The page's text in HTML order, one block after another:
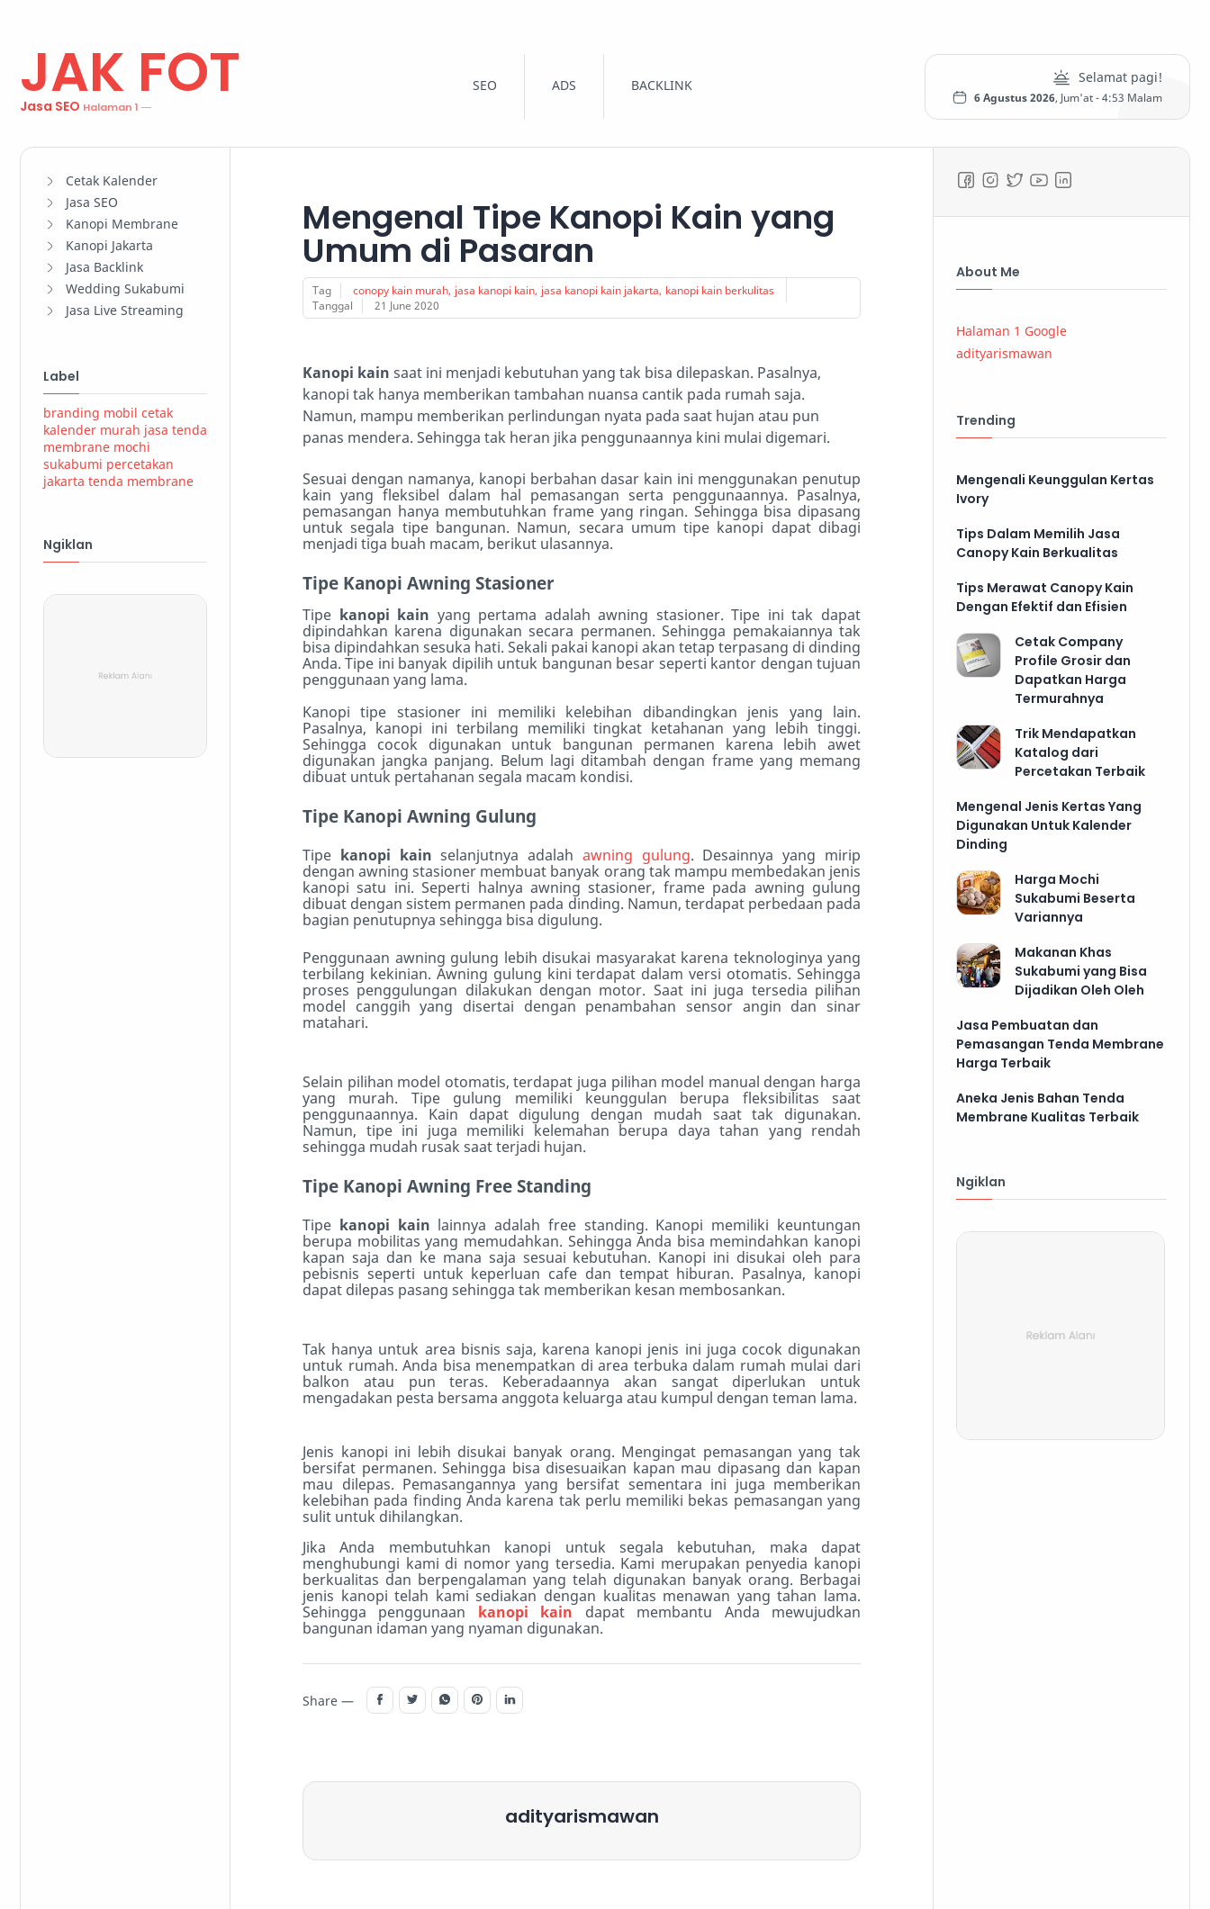
JAK FOT
Jasa SEO
SEO ADS BACKLINK
6 Agustus 2026, Jum'at -4:53 Malam
Cetak Kalender
Jasa SEO
Kanopi Membrane
Kanopi Jakarta
Jasa Backlink
Wedding Sukabumi
Jasa Live Streaming
Label
branding mobil cetak
kalender murah jasa tenda
membrane mochi
sukabumi percetakan
jakarta tenda membrane
Ngiklan
Mengenal Tipe Kanopi Kain yang
Umum di Pasaran
Tag conopy kain murah jasa kanopi kain jasa kanopi kain jakarta kanopi kain berkulitas
Tanggal
21 June 2020
Kanopi kain saat ini menjadi kebutuhan yang tak bisa dilepaskan. Pasalnya,
kanopi tak hanya memberikan tambahan nuansa cantik pada rumah saja.
Namun, mampu memberikan perlindungan nyata pada saat hujan atau pun
panas mendera. Sehingga tak heran jika penggunaannya kini mulai digemari.
Sesuai dengan namanya, kanopi berbahan dasar kain ini menggunakan penutup
kain yang fleksibel dalam hal pemasangan serta penggunaannya. Pasalnya,
pemasangan hanya membutuhkan frame yang ringan. Sehingga bisa dipasang
untuk segala tipe bangunan. Namun, secara umum tipe kanopi dapat dibagi
menjadi tiga buah macam, berikut ulasannya.
Tipe Kanopi Awning Stasioner
Tipe kanopi kain yang pertama adalah awning stasioner. Tipe ini tak dapat
dipindahkan karena digunakan secara permanen. Sehingga pemakaiannya tak
bisa dipindahkan sesuka hati. Sekali pakai kanopi akan tetap terpasang di dinding
Anda. Tipe ini banyak dipilih untuk bangunan besar seperti kantor dengan tujuan
penggunaan yang lama.
Kanopi tipe stasioner ini memiliki kelebihan dibandingkan jenis yang lain.
Pasalnya, kanopi ini terbilang memiliki tingkat ketahanan yang lebih tinggi.
Sehingga cocok digunakan untuk bangunan permanen karena lebih awet
digunakan jangka panjang. Belum lagi ditambah dengan frame yang memang
dibuat untuk pertahanan segala macam kondisi.
Tipe Kanopi Awning Gulung
Tipe kanopi kain selanjutnya adalah awning gulung. Desainnya yang mirip
dengan awning stasioner membuat banyak orang tak mampu membedakan jenis
kanopi satu ini. Seperti halnya awning stasioner, frame pada awning gulung
dibuat dengan sistem permanen pada dinding. Namun, terdapat perbedaan pada
bagian penutupnya sehingga bisa digulung.
Penggunaan awning gulung lebih disukai masyarakat karena teknologinya yang
terbilang kekinian. Awning gulung kini terdapat dalam versi otomatis. Sehingga
proses penggulungan dilakukan dengan motor. Saat ini juga tersedia pilihan
model canggih yang disertai dengan penambahan sensor angin dan sinar
matahari.
Selain pilihan model otomatis, terdapat juga pilihan model manual dengan harga
yang murah. Tipe gulung memiliki keunggulan berupa fleksibilitas saat
penggunaannya. Kain dapat digulung dengan mudah saat tak digunakan.
Namun, tipe ini juga memiliki kelemahan berupa daya tahan yang rendah
sehingga mudah rusak saat terjadi hujan.
Tipe Kanopi Awning Free Standing
Tipe kanopi kain lainnya adalah free standing. Kanopi memiliki keuntungan
berupa mobilitas yang memudahkan. Sehingga Anda bisa memindahkan kanopi
kapan saja dan ke mana saja sesuai kebutuhan. Kanopi ini disukai oleh para
pebisnis seperti untuk keperluan cafe dan tempat hiburan. Pasalnya, kanopi
dapat dilepas pasang sehingga tak memberikan kesan membosankan.
Tak hanya untuk area bisnis saja, karena kanopi jenis ini juga cocok digunakan
untuk rumah. Anda bisa menempatkan di area terbuka dalam rumah mulai dari
balkon atau pun teras. Keberadaannya akan sangat diperlukan untuk
mengadakan pesta bersama anggota keluarga atau kumpul dengan teman lama.
Jenis kanopi ini lebih disukai banyak orang. Mengingat pemasangan yang tak
bersifat permanen. Sehingga bisa disesuaikan kapan mau dipasang dan kapan
mau dilepas. Pemasangannya yang bersifat sementara ini juga memberikan
kelebihan pada finding Anda karena tak perlu memiliki bekas pemasangan yang
sulit untuk dihilangkan.
Jika Anda membutuhkan kanopi untuk segala kebutuhan, maka dapat
menghubungi kami di nomor yang tersedia. Kami merupakan penyedia kanopi
berkualitas dan berpengalaman yang telah digunakan banyak orang. Berbagai
jenis kanopi telah kami sediakan dengan kualitas menawan yang tahan lama.
Sehingga penggunaan kanopi kain dapat membantu Anda mewujudkan
bangunan idaman yang nyaman digunakan.
Share —
adityarismawan
About Me
Halaman 1 Google
adityarismawan
Trending
Mengenali Keunggulan Kertas
Ivory
Tips Dalam Memilih Jasa
Canopy Kain Berkualitas
Tips Merawat Canopy Kain
Dengan Efektif dan Efisien
Cetak Company
Profile Grosir dan
Dapatkan Harga
Termurahnya
Trik Mendapatkan
Katalog dari
Percetakan Terbaik
Mengenal Jenis Kertas Yang
Digunakan Untuk Kalender
Dinding
Harga Mochi
Sukabumi Beserta
Variannya
Makanan Khas
Sukabumi yang Bisa
Dijadikan Oleh Oleh
Jasa Pembuatan dan
Pemasangan Tenda Membrane
Harga Terbaik
Aneka Jenis Bahan Tenda
Membrane Kualitas Terbaik
Ngiklan